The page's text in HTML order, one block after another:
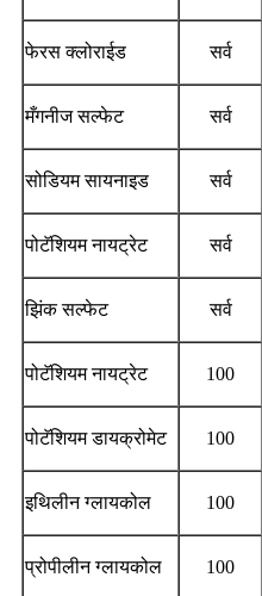
फेरस क्लोराईड सर्व
मँगनीज सल्फेट सर्व
सोडियम सायनाइड सर्व
पोटॅशियम नायट्रेट सर्व
झिंक सल्फेट सर्व
पोटॅशियम नायट्रेट 100
पोटॅशियम डायक्रोमेट 100
इथिलीन ग्लायकोल 100
प्रोपीलीन ग्लायकोल 100